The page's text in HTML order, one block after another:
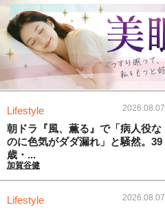
Lifestyle 2026.08.07
朝ドラ『風、薫る』で「病人役な
のに色気がダダ漏れ」と騒然。39
歳・...
加賀谷健
Lifestyle 2026.08.07